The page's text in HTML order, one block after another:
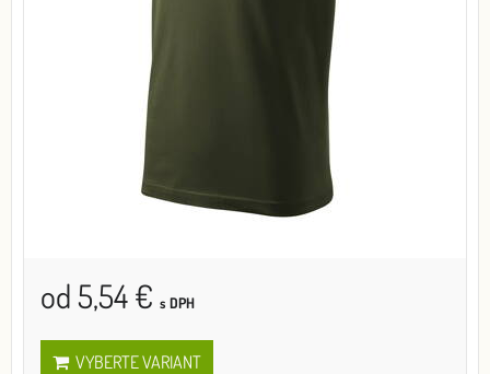
od 5,54 € s DPH
VYBERTE VARIANT